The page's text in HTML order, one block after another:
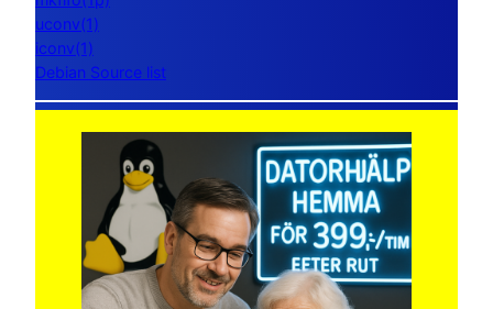
uconv(1)
iconv(1)
Debian Source list